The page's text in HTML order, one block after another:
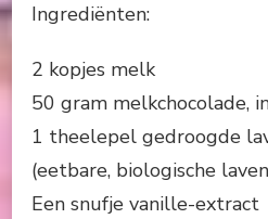
Ingrediënten:
2 kopjes melk
50 gram melkchocolade,
1 theelepel gedroogde
(eetbare, biologische
Een snufje vanille-extract